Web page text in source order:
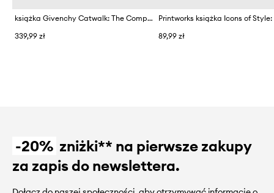
książka Givenchy Catwalk: The Complete Collections by Anders Christian Madsen, Alexandre Samson, English
339,99 zł
89,99 zł
-20% zniżki** na pierwsze zakupy
za zapis do newslettera.